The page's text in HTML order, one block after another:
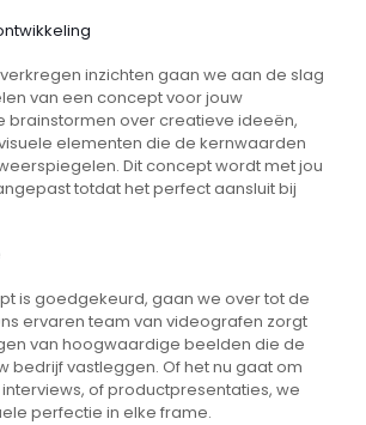
inzichten gaan we aan de slag
van een concept voor jouw
brainstormen over creatieve ideeën,
elementen die de kernwaarden
Dit concept wordt met jou
totdat het perfect aansluit bij
is goedgekeurd, gaan we over tot de
ervaren team van videografen zorgt
van hoogwaardige beelden die de
bedrijf vastleggen. Of het nu gaat om
of productpresentaties, we
perfectie in elke frame.